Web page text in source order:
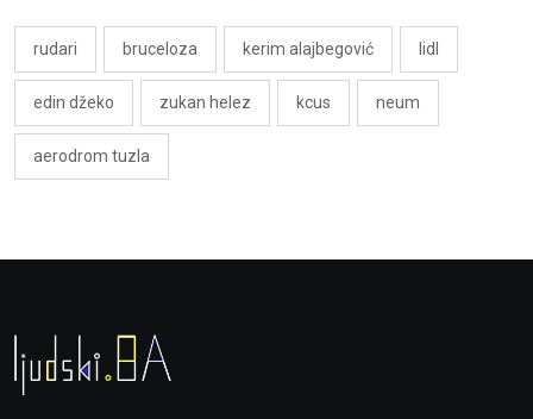
rudari bruceloza kerim alajbegović lidl
edin džeko zukan helez kcus neum
aerodrom tuzla